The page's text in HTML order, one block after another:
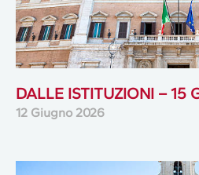
DALLE ISTITUZIONI – 15
12 Giugno 2026